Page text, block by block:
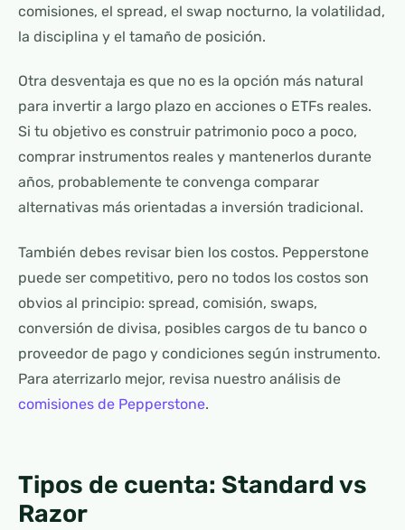
comisiones, el spread, el swap nocturno, la volatilidad,
la disciplina y el tamaño de posición.
Otra desventaja es que no es la opción más natural
para invertir a largo plazo en acciones o ETFs reales.
Si tu objetivo es construir patrimonio poco a poco,
comprar instrumentos reales y mantenerlos durante
años, probablemente te convenga comparar
alternativas más orientadas a inversión tradicional.
También debes revisar bien los costos. Pepperstone
puede ser competitivo, pero no todos los costos son
obvios al principio: spread, comisión, swaps,
conversión de divisa, posibles cargos de tu banco o
proveedor de pago y condiciones según instrumento.
Para aterrizarlo mejor, revisa nuestro análisis de
comisiones de Pepperstone.
Tipos de cuenta: Standard vs
Razor